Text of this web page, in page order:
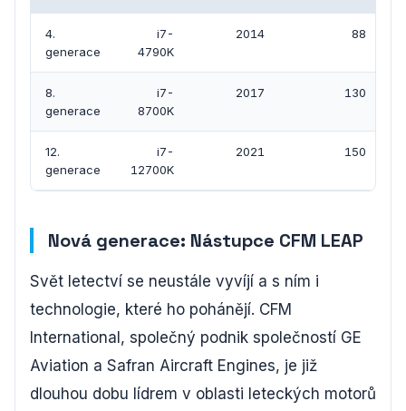
4.
generace
i7-
4790K
2014 88
8.
generace
i7-
8700K
2017 130
12.
generace
i7-
12700K
2021 150
Nová generace: Nástupce CFM LEAP
Svět letectví se neustále vyvíjí a s ním i
technologie, které ho pohánějí. CFM
International, společný podnik společností GE
Aviation a Safran Aircraft Engines, je již
dlouhou dobu lídrem v oblasti leteckých motorů